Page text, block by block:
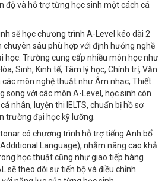
độ và hỗ trợ từng học sinh một cách cá
sẽ học chương trình A-Level kéo dài 2
sâu phù hợp với định hướng nghề
học. Trường cung cấp nhiều môn học như
Sinh, Kinh tế, Tâm lý học, Chính trị, Văn
các môn nghệ thuật như Âm nhạc, Thiết
song với các môn A-Level, học sinh còn
nhân, luyện thi IELTS, chuẩn bị hồ sơ
trường đại học kỹ lưỡng.
có chương trình hỗ trợ tiếng Anh bổ
Language), nhằm nâng cao khả
học thuật cũng như giao tiếp hàng
sẽ theo dõi sự tiến bộ và điều chỉnh